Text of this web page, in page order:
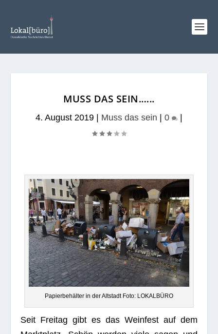
MUSS DAS SEIN.…..
4. August 2019 Muss das sein 0
Papier­be­häl­ter in der Alt­stadt Foto: LOKALBÜRO
Seit Frei­tag gibt es das Wein­fest auf dem